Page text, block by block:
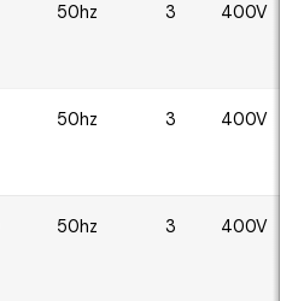
50hz 3 400V
50hz 3 400V
50hz 3 400V